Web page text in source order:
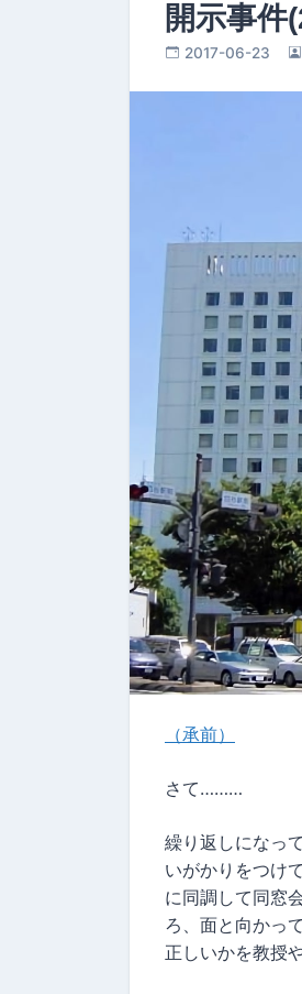
開示事件
2017-06-23
（承前）
さて………
繰り返しになっ
いがかりをつけ
に同調して同窓
ろ、面と向かっ
正しいかを教授